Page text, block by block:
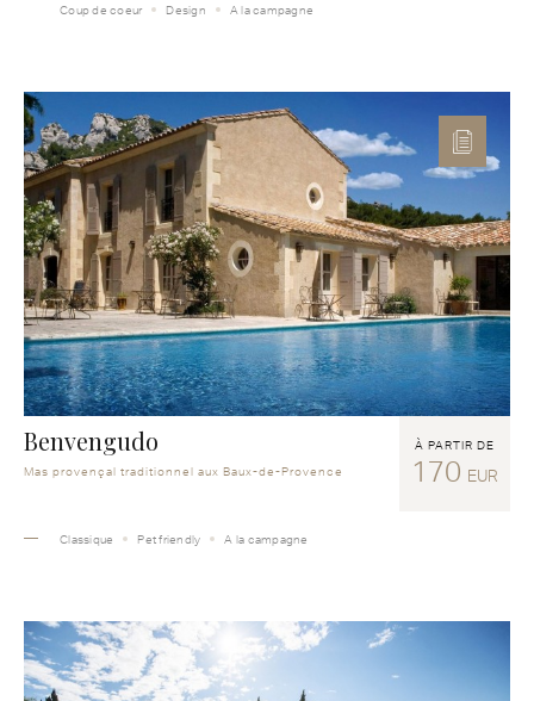
Coup de coeur
Design A la campagne
Benvengudo
Mas provençal traditionnel aux Baux-de-Provence
À PARTIR DE
170 EUR
Classique Pet friendly A la campagne